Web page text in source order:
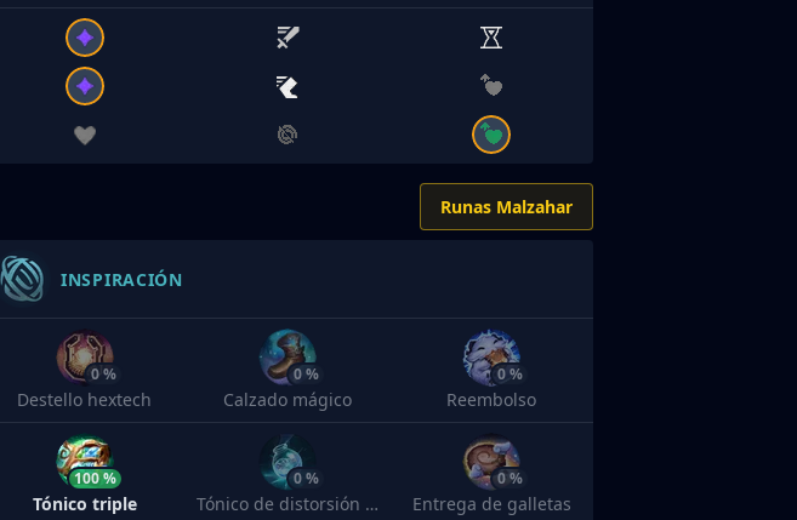
Runas Malzahar
INSPIRACIÓN
0 %
Destello hextech
0 %
Calzado mágico
0 %
Reembolso
100 %
Tónico triple
0 %
Tónico de distorsión temporal
0 %
Entrega de galletas